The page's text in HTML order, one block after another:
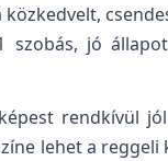
szobás, jó
rendkívül
lehet a reggeli